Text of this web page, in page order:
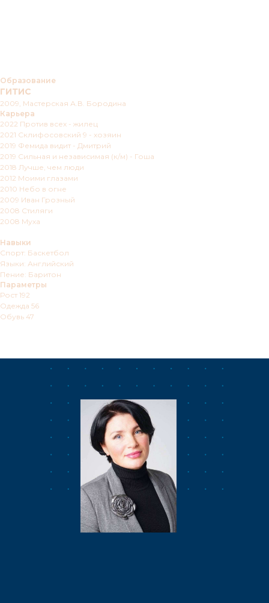
Образование
ГИТИС
2009, Мастерская А.В. Бородина
Карьера
2022 Против всех - жилец
2021 Склифосовский 9 - хозяин
2019 Фемида видит - Дмитрий
2019 Сильная и независимая (к/м) - Гоша
2018 Лучше, чем люди
2012 Моими глазами
2010 Небо в огне
2009 Иван Грозный
2008 Стиляги
2008 Муха
Навыки
Спорт: Баскетбол
Языки: Английский
Пение: Баритон
Параметры
Рост 192
Одежда 56
Обувь 47